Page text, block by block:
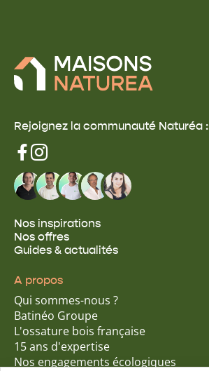
Rejoignez la communauté Naturéa :
Nos inspirations
Nos offres
Guides & actualités
A propos
Qui sommes-nous ?
Batinéo Groupe
L'ossature bois française
15 ans d'expertise
Nos engagements écologiques